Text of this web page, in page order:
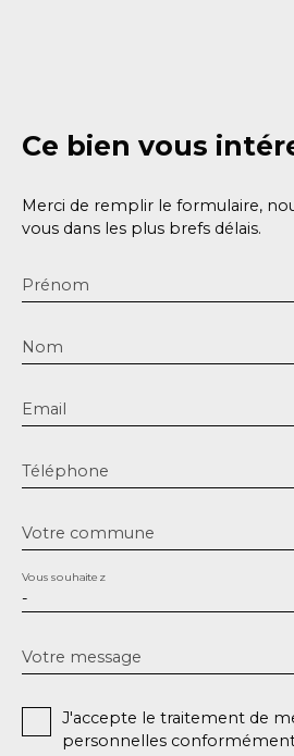
Ce bien vous
Merci de remplir le formulaire,
vous dans les plus brefs délais.
Prénom
Nom
Email
Téléphone
Votre commune
-
Vous souhaitez
Votre message
J'accepte le traitement de
personnelles conformément